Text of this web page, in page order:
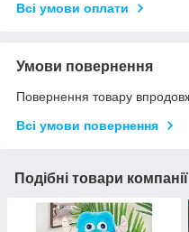
Всі умови оплати
Умови повернення
Повернення товару
Всі умови повернення
Подібні товари компанії